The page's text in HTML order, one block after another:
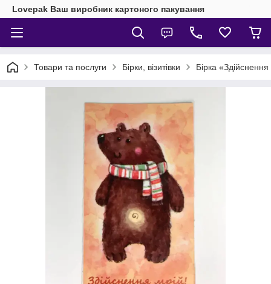
Lovepak Ваш виробник картоного пакування
Товари та послуги Бірки, візитівки Бірка